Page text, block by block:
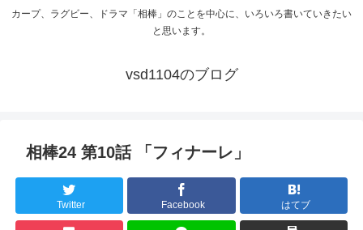
カープ、ラグビー、ドラマ「相棒」のことを中心に、いろいろ書いていきたい
と思います。
vsd1104のブログ
相棒24 第10話 「フィナーレ」
Twitter Facebook はてブ